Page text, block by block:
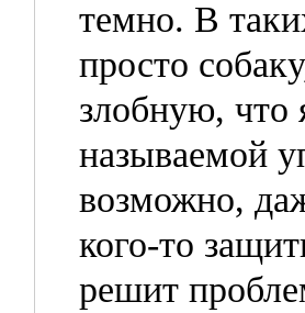
темно. В
просто
злобную, что
называемой
возможно,
кого-то
решит